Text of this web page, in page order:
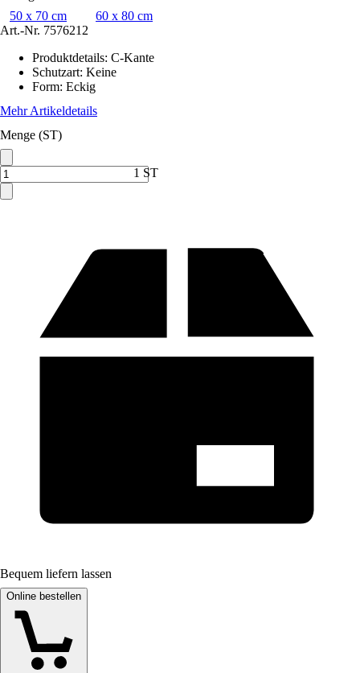
50 x 70 cm
60 x 80 cm
Art.-Nr. 7576212
Produktdetails: C-Kante
Schutzart: Keine
Form: Eckig
Mehr Artikeldetails
Menge (ST)
1 ST
Bequem liefern lassen
Online bestellen